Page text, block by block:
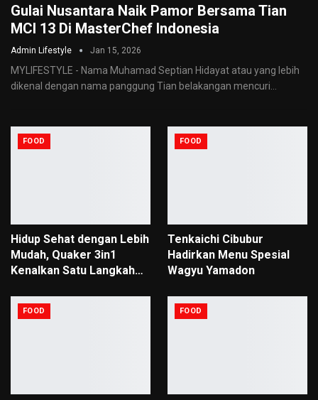
Gulai Nusantara Naik Pamor Bersama Tian
MCI 13 Di MasterChef Indonesia
Admin Lifestyle Jan 15, 2026
MYLIFESTYLE - Nama Muhamad Septian Hidayat atau yang lebih
dikenal dengan nama panggung Tian belakangan mencuri
FOOD
Hidup Sehat dengan Lebih
Mudah, Quaker 3in1
Kenalkan Satu Langkah…
FOOD
Tenkaichi Cibubur
Hadirkan Menu Spesial
Wagyu Yamadon
FOOD FOOD